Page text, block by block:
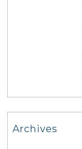
Archives